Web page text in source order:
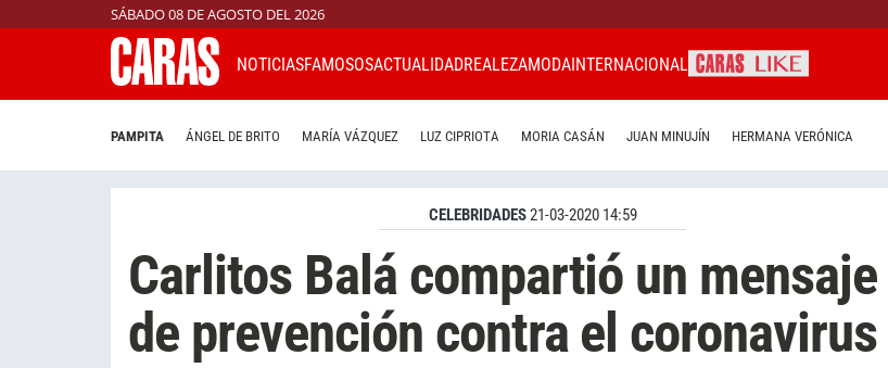
SÁBADO 08 DE AGOSTO DEL 2026
NOTICIASFAMOSOSACTUALIDADREALEZAMODAINTERNACIONAL
PAMPITA ÁNGEL DE BRITO MARÍA VÁZQUEZ LUZ CIPRIOTA MORIA CASÁN JUAN MINUJÍN HERMANA VERÓNICA
CELEBRIDADES21-03-2020 14:59
Carlitos Balá compartió un mensaje
de prevención contra el coronavirus